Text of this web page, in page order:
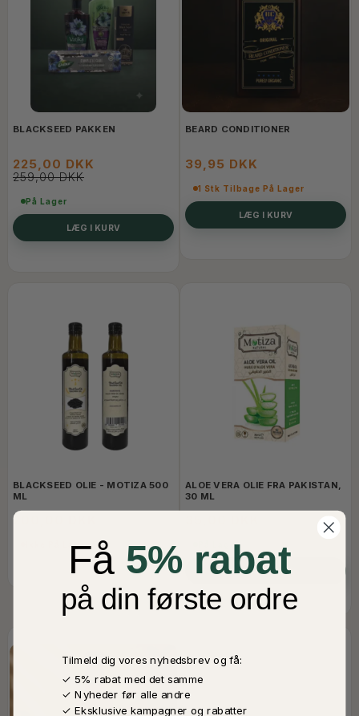
BLACKSEED PAKKEN
225,00 DKK
259,00 DKK
På Lager
LÆG I KURV
BEARD CONDITIONER
39,95 DKK
1 Stk Tilbage På Lager
LÆG I KURV
BLACKSEED OLIE - MOTIZA 500
ML
200,00 DKK
Ikke På Lager
ALOE VERA OLIE FRA PAKISTAN,
30 ML
På Lager
LÆG I KURV
Få 5% rabat
på din første ordre
Tilmeld dig vores nyhedsbrev og få:
✓ 5% rabat med det samme
✓ Nyheder før alle andre
✓ Eksklusive kampagner og rabatter